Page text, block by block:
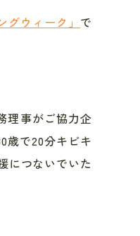
グウィーク」 で
理事がご協力企
歳で20分キビキ
につないでいた